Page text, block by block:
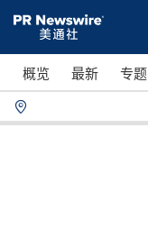
概览 最新 专题